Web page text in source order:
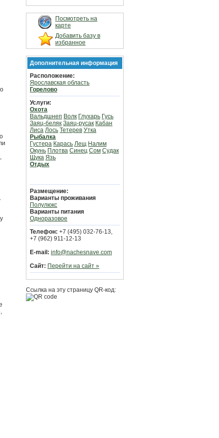
Посмотреть на
карте
Добавить базу в
избранное
Дополнительная информация
Расположение:
Ярославская область
Горелово
Услуги:
Охота
Вальдшнеп Волк Глухарь Гусь
Заяц-беляк Заяц-русак Кабан
Лиса Лось Тетерев Утка
Рыбалка
Густера Карась Лещ Налим
Окунь Плотва Синец Сом Судак
Щука Язь
Отдых
Размещение:
Варианты проживания
Полулюкс
Варианты питания
Одноразовое
Телефон: +7 (495) 032-76-13,
+7 (962) 911-12-13
E-mail: info@nachesnave.com
Сайт: Перейти на сайт »
Ссылка на эту страницу QR-код: